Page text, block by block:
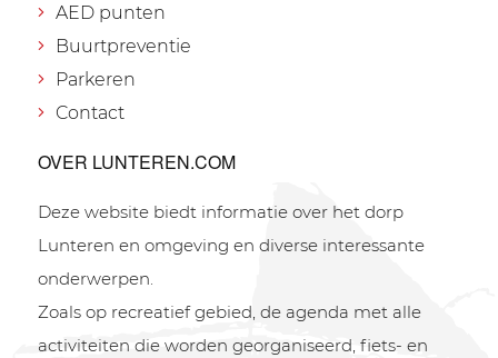
AED punten
Buurtpreventie
Parkeren
Contact
OVER LUNTEREN.COM
Deze website biedt informatie over het dorp
Lunteren en omgeving en diverse interessante
onderwerpen.
Zoals op recreatief gebied, de agenda met alle
activiteiten die worden georganiseerd, fiets- en